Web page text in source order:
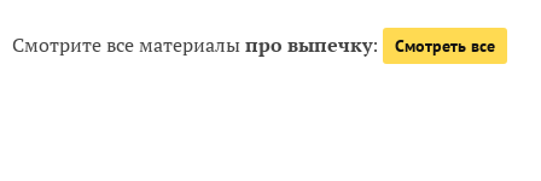
Смотрите все материалыпро выпечку: Смотреть все